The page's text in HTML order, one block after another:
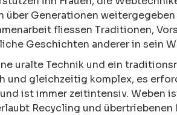
über Generationen weitergegeben
fliessen Traditionen,
Geschichten anderer in sein
uralte Technik und ein
und gleichzeitig komplex, es
ist immer zeitintensiv. Weben
Recycling und übertriebenen